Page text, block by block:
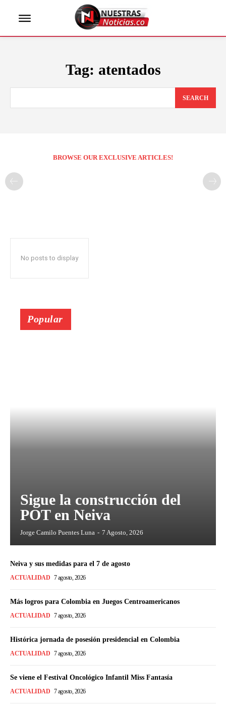
Tag: atentados
SEARCH
BROWSE OUR EXCLUSIVE ARTICLES!
No posts to display
Popular
Sigue la construcción del
POT en Neiva
Jorge Camilo Puentes Luna - 7 Agosto, 2026
Neiva y sus medidas para el 7 de agosto
ACTUALIDAD 7 agosto, 2026
Más logros para Colombia en Juegos Centroamericanos
ACTUALIDAD 7 agosto, 2026
Histórica jornada de posesión presidencial en Colombia
ACTUALIDAD 7 agosto, 2026
Se viene el Festival Oncológico Infantil Miss Fantasía
ACTUALIDAD 7 agosto, 2026